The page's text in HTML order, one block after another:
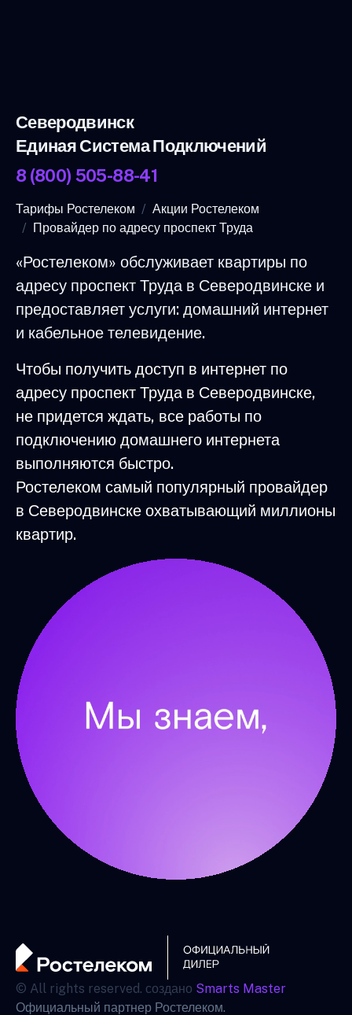
Северодвинск
Единая Система Подключений
8 (800) 505-88-41
Тарифы Ростелеком
Акции Ростелеком
Провайдер по адресу проспект Труда
«Ростелеком» обслуживает квартиры по
адресу проспект Труда в Северодвинске и
предоставляет услуги: домашний интернет
и кабельное телевидение.
Чтобы получить доступ в интернет по
адресу проспект Труда в Северодвинске,
не придется ждать, все работы по
подключению домашнего интернета
выполняются быстро.
Ростелеком самый популярный провайдер
в Северодвинске охватывающий миллионы
квартир.
© All rights reserved. создано Smarts Master
Официальный партнер Ростелеком.